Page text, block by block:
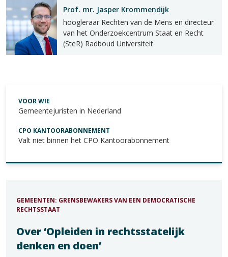
Prof. mr. Jasper Krommendijk
hoogleraar Rechten van de Mens en directeur
van het Onderzoekcentrum Staat en Recht
(SteR) Radboud Universiteit
VOOR WIE
Gemeentejuristen in Nederland
CPO KANTOORABONNEMENT
Valt niet binnen het CPO Kantoorabonnement
GEMEENTEN: GRENSBEWAKERS VAN EEN DEMOCRATISCHE
RECHTSSTAAT
Over ‘Opleiden in rechtsstatelijk
denken en doen’